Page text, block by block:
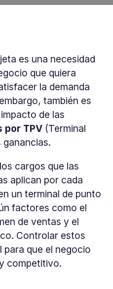
es una necesidad
que quiera
la demanda
también es
de las
por TPV (Terminal
ganancias.
cargos que las
aplican por cada
un terminal de punto
factores como el
de ventas y el
Controlar estos
que el negocio
competitivo.